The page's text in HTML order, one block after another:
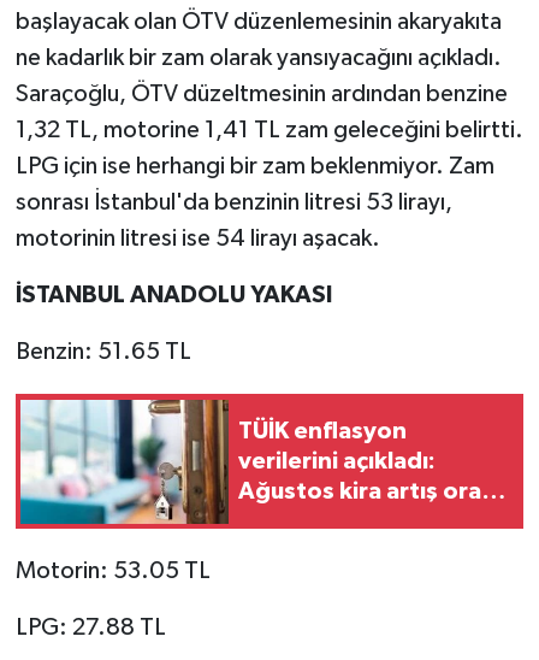
başlayacak olan ÖTV düzenlemesinin akaryakıta
ne kadarlık bir zam olarak yansıyacağını açıkladı.
Saraçoğlu, ÖTV düzeltmesinin ardından benzine
1,32 TL, motorine 1,41 TL zam geleceğini belirtti.
LPG için ise herhangi bir zam beklenmiyor. Zam
sonrası İstanbul'da benzinin litresi 53 lirayı,
motorinin litresi ise 54 lirayı aşacak.
İSTANBUL ANADOLU YAKASI
Benzin: 51.65 TL
TÜİK enflasyon
verilerini açıkladı:
Ağustos kira artış oranı
Motorin: 53.05 TL
LPG: 27.88 TL